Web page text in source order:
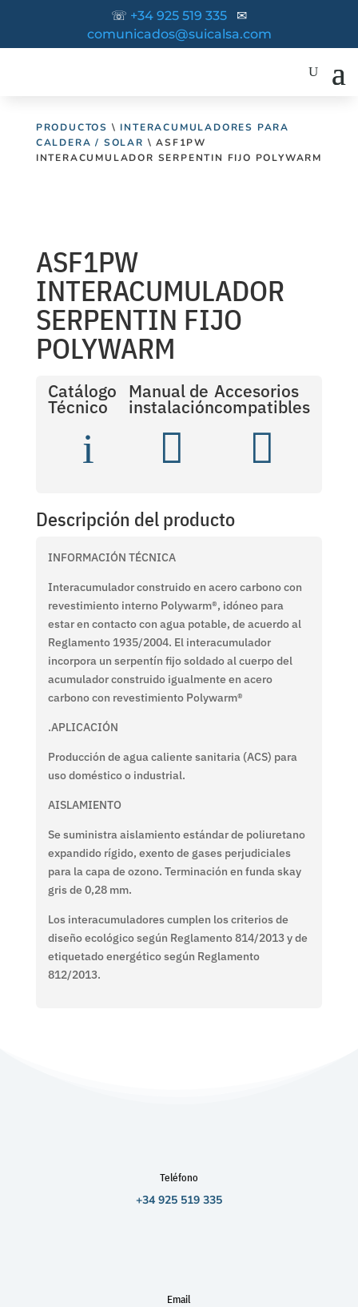
☏ +34 925 519 335 ✉
comunicados@suicalsa.com
PRODUCTOS \ INTERACUMULADORES PARA
CALDERA / SOLAR \ ASF1PW
INTERACUMULADOR SERPENTIN FIJO POLYWARM
ASF1PW
INTERACUMULADOR
SERPENTIN FIJO
POLYWARM
Catálogo
Técnico
i
Manual de
instalación

Accesorios
compatibles

Descripción del producto
INFORMACIÓN TÉCNICA
Interacumulador construido en acero carbono con
revestimiento interno Polywarm®, idóneo para
estar en contacto con agua potable, de acuerdo al
Reglamento 1935/2004. El interacumulador
incorpora un serpentín fijo soldado al cuerpo del
acumulador construido igualmente en acero
carbono con revestimiento Polywarm®
.APLICACIÓN
Producción de agua caliente sanitaria (ACS) para
uso doméstico o industrial.
AISLAMIENTO
Se suministra aislamiento estándar de poliuretano
expandido rígido, exento de gases perjudiciales
para la capa de ozono. Terminación en funda skay
gris de 0,28 mm.
Los interacumuladores cumplen los criterios de
diseño ecológico según Reglamento 814/2013 y de
etiquetado energético según Reglamento
812/2013.
Teléfono
+34 925 519 335
Email